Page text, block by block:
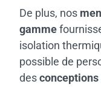
De plus, nos
gamme
isolation
possible de
des